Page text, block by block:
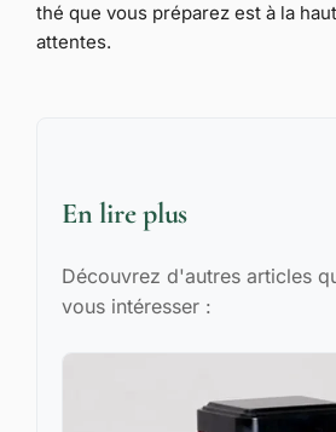
thé que vous préparez est à la
attentes.
En lire plus
Découvrez d'autres articles
vous intéresser :